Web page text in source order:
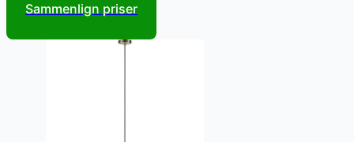
Sammenlign priser